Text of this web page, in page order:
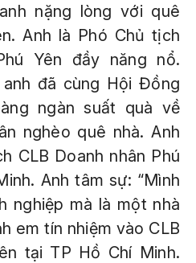
nặng lòng với quê
Anh là Phó Chủ tịch
Yên đầy năng nổ.
đã cùng Hội Đồng
ngàn suất quà về
nghèo quê nhà. Anh
CLB Doanh nhân Phú
Anh tâm sự: “Mình
nghiệp mà là một nhà
em tín nhiệm vào CLB
tại TP Hồ Chí Minh.